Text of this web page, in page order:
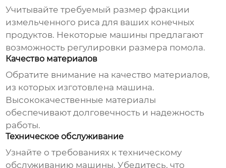
Учитывайте требуемый размер фракции
измельченного риса для ваших конечных
продуктов. Некоторые машины предлагают
возможность регулировки размера помола.
Качество материалов
Обратите внимание на качество материалов,
из которых изготовлена машина.
Высококачественные материалы
обеспечивают долговечность и надежность
работы.
Техническое обслуживание
Узнайте о требованиях к техническому
обслуживанию машины. Убедитесь, что